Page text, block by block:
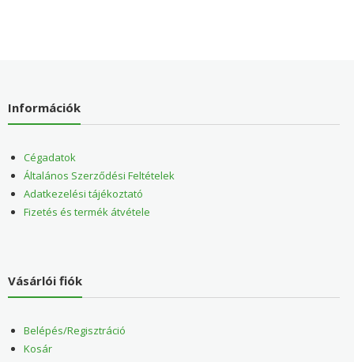
Információk
Cégadatok
Általános Szerződési Feltételek
Adatkezelési tájékoztató
Fizetés és termék átvétele
Vásárlói fiók
Belépés/Regisztráció
Kosár